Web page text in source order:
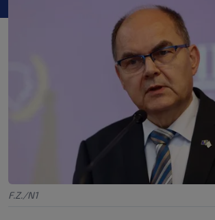
F.Z./N1